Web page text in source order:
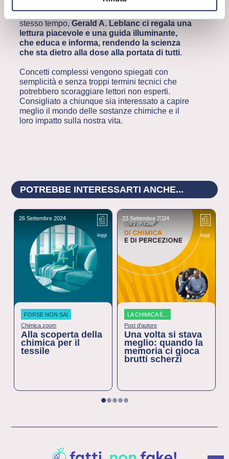
Con una scrittura chiara e coinvolgente allo
stesso tempo, Gerald A. Leblanc ci regala una
lettura piacevole e una guida illuminante,
che educa e informa, rendendo la scienza
che sta dietro alla dose alla portata di tutti.
Concetti complessi vengono spiegati con
semplicità e senza troppi termini tecnici che
potrebbero scoraggiare lettori non esperti.
Consigliato a chiunque sia interessato a capire
meglio il mondo delle sostanze chimiche e il
loro impatto sulla nostra vita.
POTREBBE INTERESSARTI ANCHE...
26 Settembre 2024
leggi
FORSE NON SAI
Chimica zoom
Alla scoperta della
chimica per il
tessile
23 Settembre 2024
leggi
LA CHIMICA È...
Post d'autore
Una volta si stava
meglio: quando la
memoria ci gioca
brutti scherzi
12345